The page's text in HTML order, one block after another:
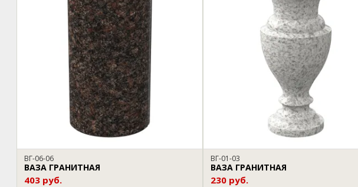
ВГ-06-06
ВАЗА ГРАНИТНАЯ
403 руб.
ВГ-01-03
ВАЗА ГРАНИТНАЯ
230 руб.